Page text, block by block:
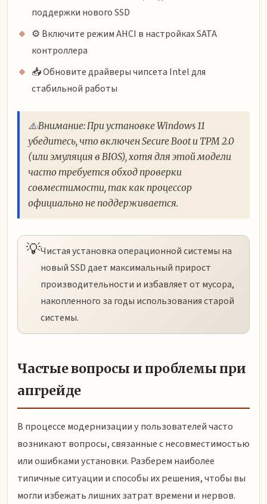
поддержки нового SSD
⚙️ Включите режим AHCI в настройках SATA
контроллера
📥 Обновите драйверы чипсета Intel для
стабильной работы
⚠️ Внимание: При установке Windows 11
убедитесь, что включен Secure Boot и TPM 2.0
(или эмуляция в BIOS), хотя для этой модели
часто требуется обход проверки
совместимости, так как процессор
официально не поддерживается.
💡Чистая установка операционной системы на
новый SSD дает максимальный прирост
производительности и избавляет от мусора,
накопленного за годы использования старой
системы.
Частые вопросы и проблемы при
апгрейде
В процессе модернизации у пользователей часто
возникают вопросы, связанные с несовместимостью
или ошибками установки. Разберем наиболее
типичные ситуации и способы их решения, чтобы вы
могли избежать лишних затрат времени и нервов.